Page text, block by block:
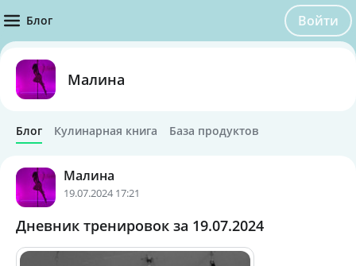
Блог Войти
Малина
Блог Кулинарная книга База продуктов
Малина
19.07.2024 17:21
Дневник тренировок за 19.07.2024